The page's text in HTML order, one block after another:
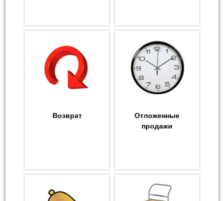
Возврат
Отложенные
продажи